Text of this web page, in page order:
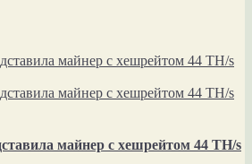
майнер с хешрейтом 44 TH/s